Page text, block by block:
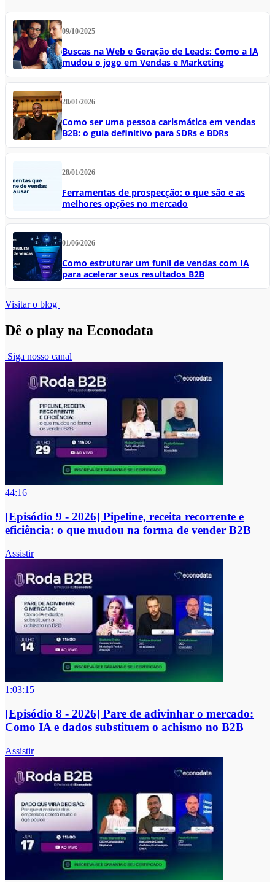
09/10/2025
Buscas na Web e Geração de Leads: Como a IA
mudou o jogo em Vendas e Marketing
20/01/2026
Como ser uma pessoa carismática em vendas
B2B: o guia definitivo para SDRs e BDRs
28/01/2026
Ferramentas de prospecção: o que são e as
melhores opções no mercado
01/06/2026
Como estruturar um funil de vendas com IA
para acelerar seus resultados B2B
Visitar o blog
Dê o play na Econodata
Siga nosso canal
44:16
[Episódio 9 - 2026] Pipeline, receita recorrente e
eficiência: o que mudou na forma de vender B2B
Assistir
1:03:15
[Episódio 8 - 2026] Pare de adivinhar o mercado:
Como IA e dados substituem o achismo no B2B
Assistir